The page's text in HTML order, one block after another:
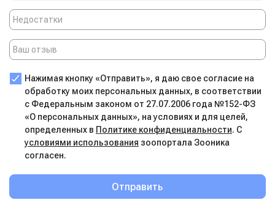
Нажимая кнопку «Отправить», я даю свое согласие на
обработку моих персональных данных, в соответствии
с Федеральным законом от 27.07.2006 года №152-ФЗ
«О персональных данных», на условиях и для целей,
определенных в Политике конфиденциальности. С
условиями использования зоопортала Зооника
согласен.
Отправить